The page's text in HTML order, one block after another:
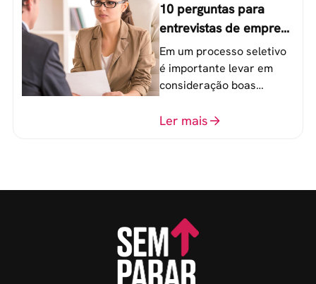
10 perguntas para
entrevistas de emprego
que recrutadores não
devem fazer
Em um processo seletivo
é importante levar em
consideração boas
o perfil do profissional e
Ler mais